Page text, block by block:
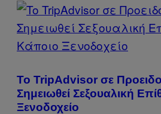
POSTS
BY
THIS
AUTHOR
To TripAdvisor σε
Σημειωθεί Σεξουαλική
Ξενοδοχείο